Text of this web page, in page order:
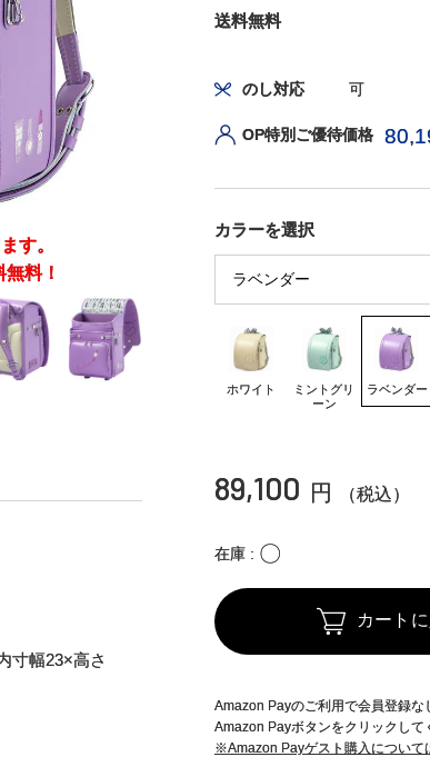
す。
料！
送料無料
のし対応 可
OP特別ご優待価格
カラーを選択
ホワイト
ミントグリ
ーン
ラベンダー
89,100 円 （税込）
在庫 〇
カート
Amazon Payのご利用で会員登録
Amazon Payボタンをクリックして
※Amazon Payゲスト購入について
寸幅23×高さ